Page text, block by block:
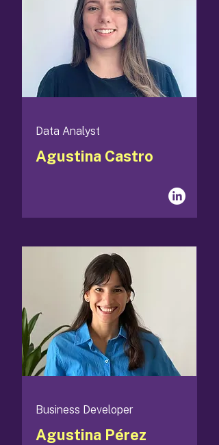
Data Analyst
Agustina Castro
Business Developer
Agustina Pérez